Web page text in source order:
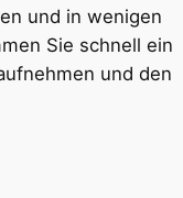
und in wenigen
Sie schnell ein
und den